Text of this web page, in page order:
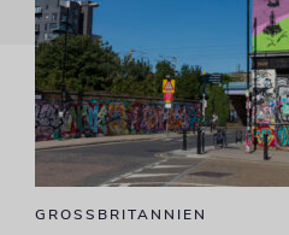
GROSSBRITANNIEN